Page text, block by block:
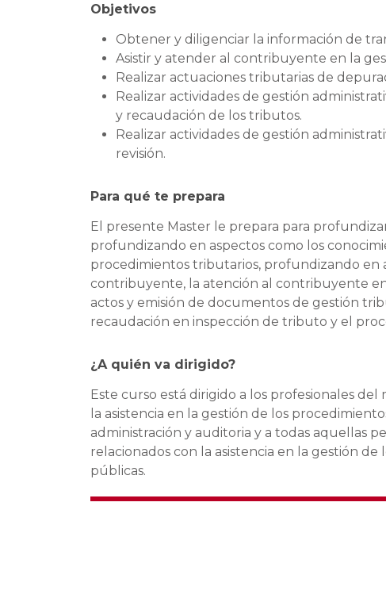
Objetivos
Obtener y diligenciar la información de
Asistir y atender al contribuyente en la
Realizar actuaciones tributarias de
Realizar actividades de gestión
y recaudación de los tributos.
Realizar actividades de gestión
revisión.
Para qué te prepara
El presente Master le prepara para
profundizando en aspectos como los
procedimientos tributarios, profundizando en
contribuyente, la atención al contribuyente
actos y emisión de documentos de gestión
recaudación en inspección de tributo y el
¿A quién va dirigido?
Este curso está dirigido a los profesionales
la asistencia en la gestión de los
administración y auditoria y a todas aquellas
relacionados con la asistencia en la gestión
públicas.